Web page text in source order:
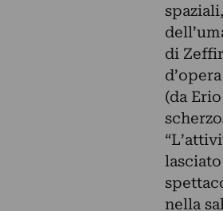
di
(da
nella